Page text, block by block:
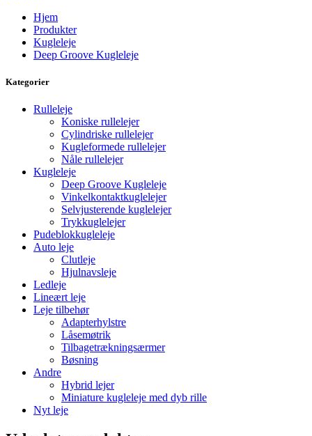
Hjem
Produkter
Kugleleje
Deep Groove Kugleleje
Kategorier
Rulleleje
Koniske rullelejer
Cylindriske rullelejer
Kugleformede rullelejer
Nåle rullelejer
Kugleleje
Deep Groove Kugleleje
Vinkelkontaktkuglelejer
Selvjusterende kuglelejer
Trykkuglelejer
Pudeblokkugleleje
Auto leje
Clutleje
Hjulnavsleje
Ledleje
Lineært leje
Leje tilbehør
Adapterhylstre
Låsemøtrik
Tilbagetrækningsærmer
Bøsning
Andre
Hybrid lejer
Miniature kugleleje med dyb rille
Nyt leje